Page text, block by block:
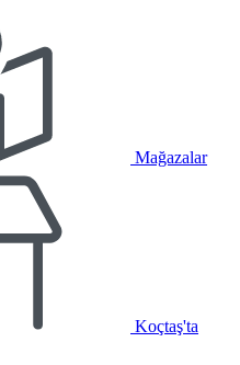
Mağazalar
Koçtaş'ta